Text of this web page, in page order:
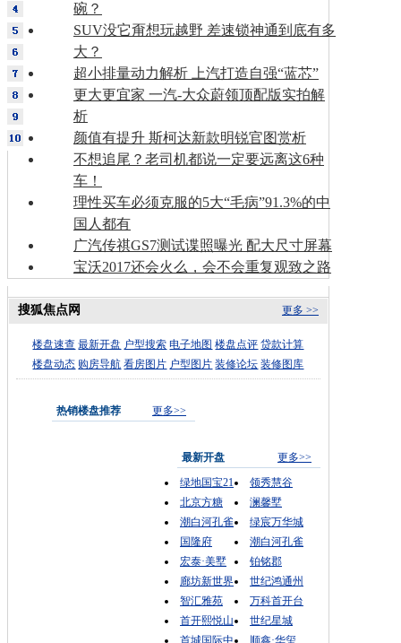
碗？
SUV没它甭想玩越野 差速锁神通到底有多
大？
超小排量动力解析 上汽打造自强“蓝芯”
更大更宜家 一汽-大众蔚领顶配版实拍解
析
颜值有提升 斯柯达新款明锐官图赏析
不想追尾？老司机都说一定要远离这6种
车！
理性买车必须克服的5大“毛病”91.3%的中
国人都有
广汽传祺GS7测试谍照曝光 配大尺寸屏幕
宝沃2017还会火么，会不会重复观致之路
更多 >>
搜狐焦点网
楼盘速查 最新开盘 户型搜索 电子地图 楼盘点评 贷款计算
楼盘动态 购房导航 看房图片 户型图片 装修论坛 装修图库
热销楼盘推荐 更多>>
最新开盘
更多>>
绿地国宝21
领秀慧谷
北京方糖
澜馨墅
潮白河孔雀
绿宸万华城
国隆府
潮白河孔雀
宏泰·美墅
铂铭郡
廊坊新世界
世纪鸿通州
智汇雅苑
万科首开台
首开熙悦山
世纪星城
首城国际中
顺鑫·华玺